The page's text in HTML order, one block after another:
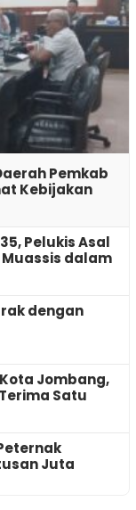
Pemkab
Kebijakan
Pelukis Asal
dalam
dengan
Jombang,
Satu
Juta